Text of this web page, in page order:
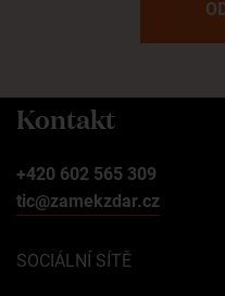
Kontakt
+420 602 565 309
tic@zamekzdar.cz
SOCIÁLNÍ SÍTĚ